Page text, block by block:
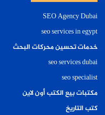
SEO Agency Dubai
seo services in egypt
خدمات تحسين محركات البحث
seo services dubai
seo specialist
مكتبات بيع الكتب أون لاين
كتب التاريخ